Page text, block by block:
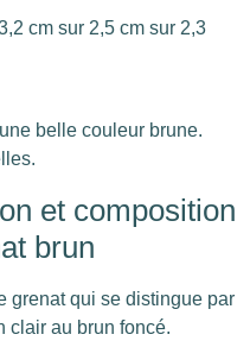
cm sur 2,5 cm sur 2,3
belle couleur brune.
et composition
brun
grenat qui se distingue par
clair au brun foncé.